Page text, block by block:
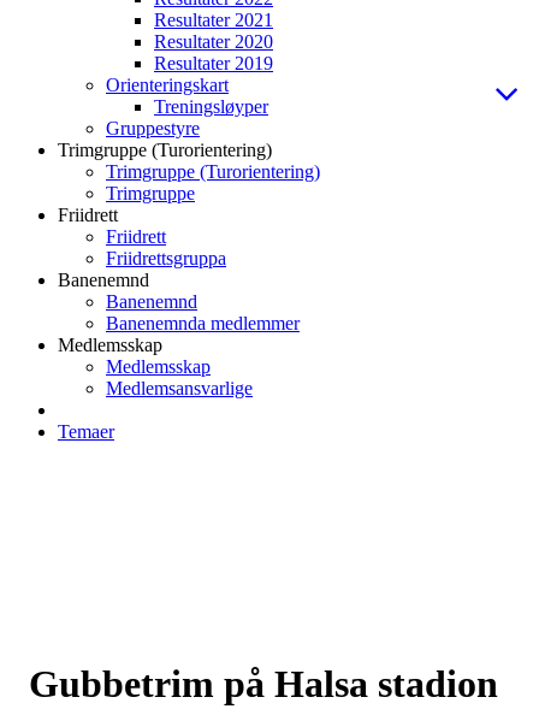
Resultater 2021
Resultater 2020
Resultater 2019
Orienteringskart
Treningsløyper
Gruppestyre
Trimgruppe (Turorientering)
Trimgruppe (Turorientering)
Trimgruppe
Friidrett
Friidrett
Friidrettsgruppa
Banenemnd
Banenemnd
Banenemnda medlemmer
Medlemsskap
Medlemsskap
Medlemsansvarlige
Temaer
Gubbetrim på Halsa stadion